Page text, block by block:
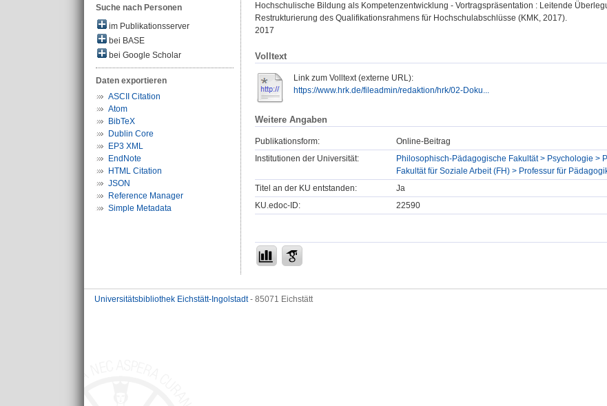
Suche nach Personen
im Publikationsserver
bei BASE
bei Google Scholar
Daten exportieren
ASCII Citation
Atom
BibTeX
Dublin Core
EP3 XML
EndNote
HTML Citation
JSON
Reference Manager
Simple Metadata
Hochschulische Bildung als Kompetenzentwicklung - Vortragspräsentation : Leitende
Restrukturierung des Qualifikationsrahmens für Hochschulabschlüsse (KMK, 2017).
2017
Volltext
Link zum Volltext (externe URL):
https://www.hrk.de/fileadmin/redaktion/hrk/02-Doku...
Weitere Angaben
Publikationsform:
Online-Beitrag
Institutionen der Universität:
Philosophisch-Pädagogische Fakultät > Psychologie >
Fakultät für Soziale Arbeit (FH) > Professur für
Titel an der KU entstanden:
Ja
KU.edoc-ID:
22590
Universitätsbibliothek Eichstätt-Ingolstadt- 85071 Eichstätt